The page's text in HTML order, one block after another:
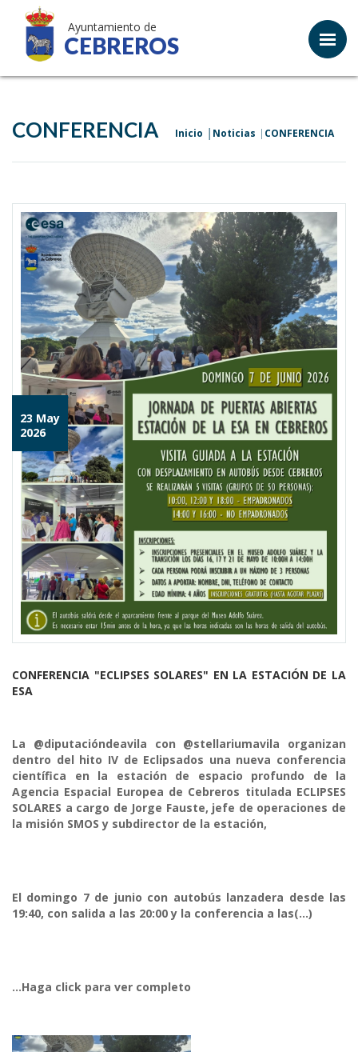
Ayuntamiento de
CEBREROS
CONFERENCIA Inicio Noticias CONFERENCIA
23 May
2026
CONFERENCIA "ECLIPSES SOLARES" EN LA ESTACIÓN DE LA
ESA
La @diputacióndeavila con @stellariumavila organizan
dentro del hito IV de Eclipsados una nueva conferencia
científica en la estación de espacio profundo de la
Agencia Espacial Europea de Cebreros titulada ECLIPSES
SOLARES a cargo de Jorge Fauste, jefe de operaciones de
la misión SMOS y subdirector de la estación,
El domingo 7 de junio con autobús lanzadera desde las
19:40, con salida a las 20:00 y la conferencia a las(...)
...Haga click para ver completo